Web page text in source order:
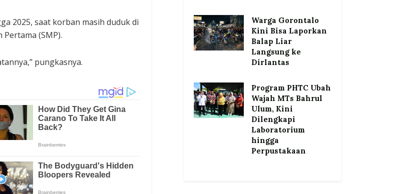
2025, saat korban masih duduk di
(SMP).
pungkasnya.
Warga Gorontalo
Kini Bisa Laporkan
Balap Liar
Langsung ke
Dirlantas
Program PHTC Ubah
Wajah MTs Bahrul
Ulum, Kini
Dilengkapi
Laboratorium
hingga
Perpustakaan